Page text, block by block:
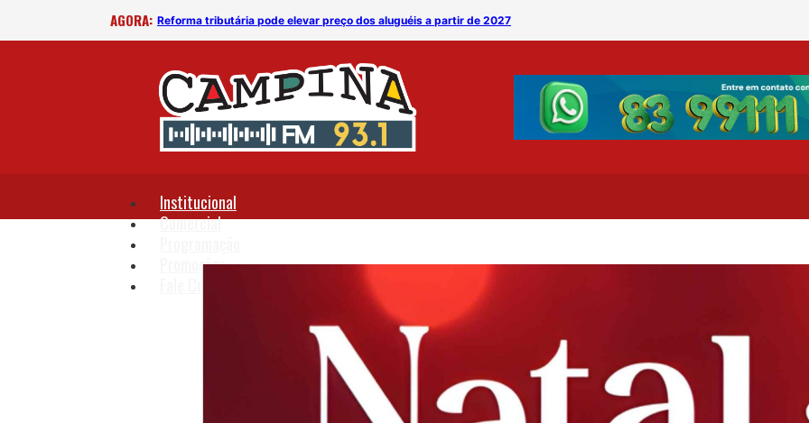
AGORA: Reforma tributária pode elevar preço dos aluguéis a partir de 2027
Institucional
Comercial
Promoções